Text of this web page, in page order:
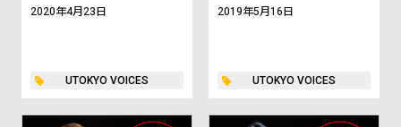
2020年4月23日
UTOKYO VOICES
2019年5月16日
UTOKYO VOICES